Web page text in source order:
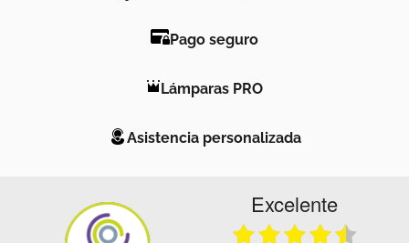
Pago seguro
Lámparas PRO
Asistencia personalizada
Excelente